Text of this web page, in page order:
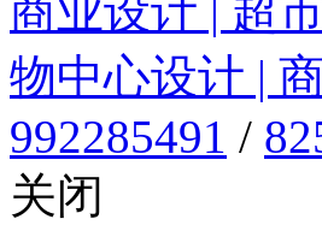
商业设计 | 超
物中心设计 |
992285491 /
关闭